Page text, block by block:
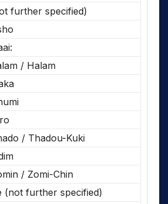
further specified)
/ Halam
/ Thadou-Kuki
/ Zomi-Chin
(not further specified)